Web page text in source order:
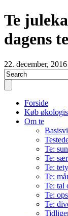
Te
dagens
22. december, 2016
Forside
Køb
Om te
Te:
Te:
Te:
Te:
Te: tal
Te:
Te: